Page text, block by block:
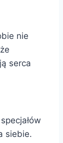
nie
serca
siebie.